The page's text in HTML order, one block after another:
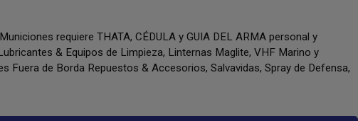
requiere THATA, CÉDULA y GUIA DEL ARMA personal y
& Equipos de Limpieza, Linternas Maglite, VHF Marino y
de Borda Repuestos & Accesorios, Salvavidas, Spray de Defensa,